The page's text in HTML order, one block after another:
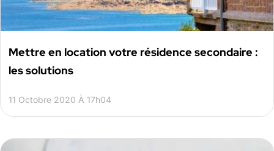
Mettre en location votre résidence secondaire :
les solutions
11 Octobre 2020 À 17h04